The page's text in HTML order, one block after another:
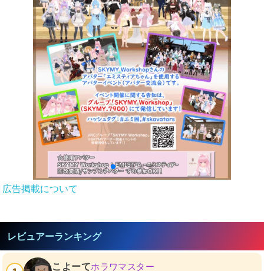
広告掲載について
レビュアーランキング
こよーてホラワマスター